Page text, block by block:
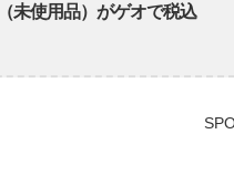
未使用品）がゲオで税込